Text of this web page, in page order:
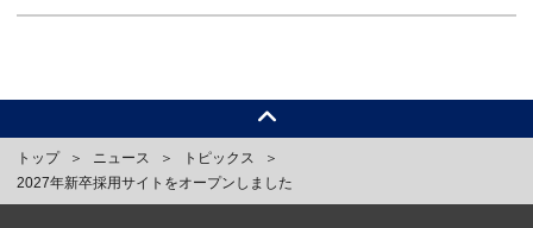
トップ ニュース
トピックス
2027年新卒採用サイトをオープンしました